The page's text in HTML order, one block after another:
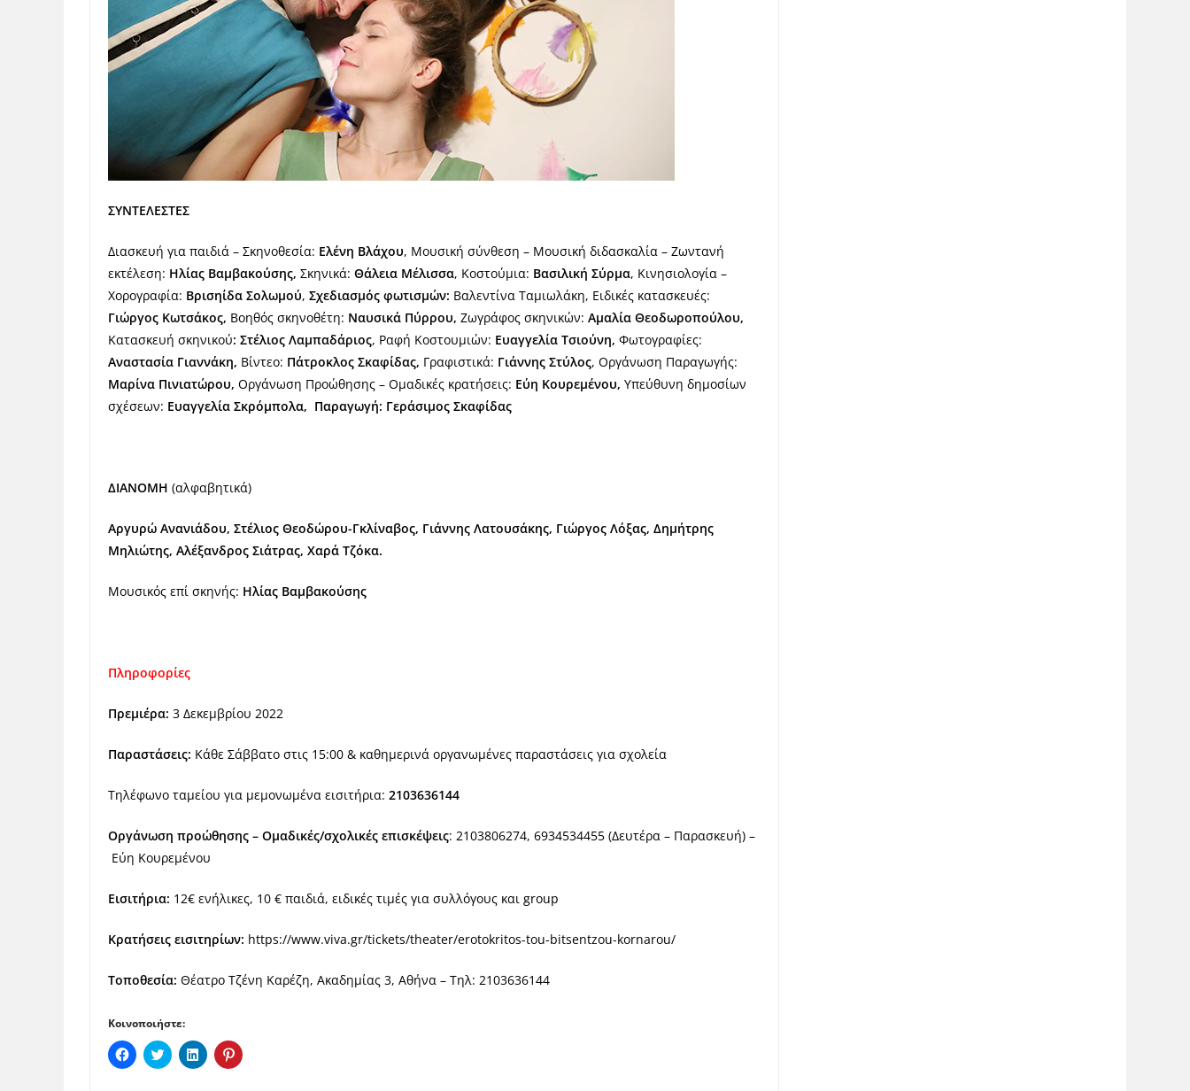
ΣΥΝΤΕΛΕΣΤΕΣ
Διασκευή για παιδιά – Σκηνοθεσία: Ελένη Βλάχου, Μουσική σύνθεση – Μουσική διδασκαλία – Ζωντανή
εκτέλεση: Ηλίας Βαμβακούσης, Σκηνικά: Θάλεια Μέλισσα, Κοστούμια: Βασιλική Σύρμα, Κινησιολογία –
Χορογραφία: Βρισηίδα Σολωμού, Σχεδιασμός φωτισμών: Βαλεντίνα Ταμιωλάκη, Ειδικές κατασκευές:
Γιώργος Κωτσάκος, Βοηθός σκηνοθέτη: Ναυσικά Πύρρου, Ζωγράφος σκηνικών: Αμαλία Θεοδωροπούλου,
Κατασκευή σκηνικού: Στέλιος Λαμπαδάριος, Ραφή Κοστουμιών: Ευαγγελία Τσιούνη, Φωτογραφίες:
Αναστασία Γιαννάκη, Βίντεο: Πάτροκλος Σκαφίδας, Γραφιστικά: Γιάννης Στύλος, Οργάνωση Παραγωγής:
Μαρίνα Πινιατώρου, Οργάνωση Προώθησης – Ομαδικές κρατήσεις: Εύη Κουρεμένου, Υπεύθυνη δημοσίων
σχέσεων: Ευαγγελία Σκρόμπολα, Παραγωγή: Γεράσιμος Σκαφίδας
ΔΙΑΝΟΜΗ (αλφαβητικά)
Αργυρώ Ανανιάδου, Στέλιος Θεοδώρου-Γκλίναβος, Γιάννης Λατουσάκης, Γιώργος Λόξας, Δημήτρης
Μηλιώτης, Αλέξανδρος Σιάτρας, Χαρά Τζόκα.
Μουσικός επί σκηνής: Ηλίας Βαμβακούσης
Πληροφορίες
Πρεμιέρα: 3 Δεκεμβρίου 2022
Παραστάσεις: Κάθε Σάββατο στις 15:00 & καθημερινά οργανωμένες παραστάσεις για σχολεία
Τηλέφωνο ταμείου για μεμονωμένα εισιτήρια: 2103636144
Οργάνωση προώθησης – Ομαδικές/σχολικές επισκέψεις: 2103806274, 6934534455 (Δευτέρα – Παρασκευή) –
Εύη Κουρεμένου
Εισιτήρια: 12€ ενήλικες, 10 € παιδιά, ειδικές τιμές για συλλόγους και group
Κρατήσεις εισιτηρίων: https://www.viva.gr/tickets/theater/erotokritos-tou-bitsentzou-kornarou/
Τοποθεσία: Θέατρο Τζένη Καρέζη, Ακαδημίας 3, Αθήνα – Τηλ: 2103636144
Κοινοποιήστε:
Π
α
Κ
λ
Κ
λ
Κ
λ